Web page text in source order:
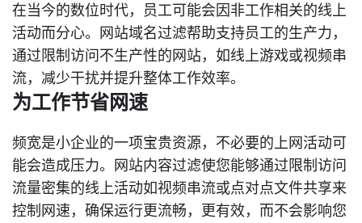
在当今的数位时代，员工可能会因非工作相关的线上
活动而分心。网站域名过滤帮助支持员工的生产力，
通过限制访问不生产性的网站，如线上游戏或视频串
流，减少干扰并提升整体工作效率。
为工作节省网速
频宽是小企业的一项宝贵资源，不必要的上网活动可
能会造成压力。网站内容过滤使您能够通过限制访问
流量密集的线上活动如视频串流或点对点文件共享来
控制网速，确保运行更流畅，更有效，而不会影响您